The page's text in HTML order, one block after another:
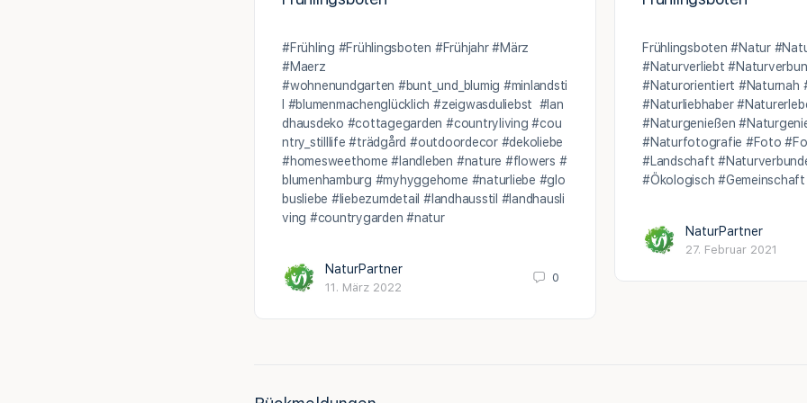
#Frühling #Frühlingsboten #Frühjahr #März
#Maerz
#wohnenundgarten #bunt_und_blumig #minlandsti
l #blumenmachenglücklich #zeigwasduliebst #lan
dhausdeko #cottagegarden #countryliving #cou
ntry_stilllife #trädgård #outdoordecor #dekoliebe
#homesweethome #landleben #nature #flowers #
blumenhamburg #myhyggehome #naturliebe #glo
busliebe #liebezumdetail #landhausstil #landhausli
ving #countrygarden #natur
NaturPartner
11. März 2022
0
Frühlingsboten #Natur
#Naturverliebt
#Naturorientiert #Naturnah
#Naturliebhaber
#Naturgenießen
#Naturfotografie #Foto
#Landschaft
#Ökologisch
NaturPartner
27. Februar 2021